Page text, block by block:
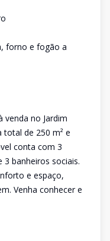
forno e fogão a
venda no Jardim
total de 250 m² e
conta com 3
banheiros sociais.
e espaço,
Venha conhecer e